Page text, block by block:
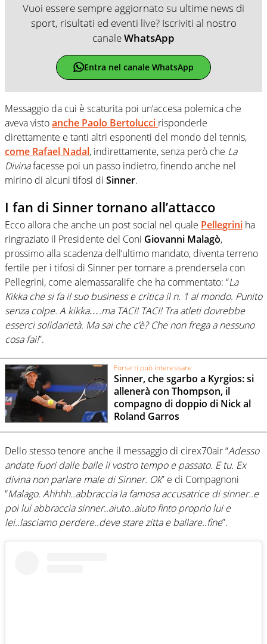
Vuoi essere sempre aggiornato su ultime news di
sport, risultati ed eventi live? Iscriviti al nostro
canaleWhatsApp
Entra nel canale WhatsApp
Messaggio da cui è scaturita poi un’accesa polemica che
aveva vistoanche Paolo Bertolucci risponderle
direttamente e tanti altri esponenti del mondo del tennis,
come Rafael Nadal, indirettamente, senza però che La
Divinafacesse poi un passo indietro, finendo anche nel
mirino di alcuni tifosi di Sinner.
I fan di Sinner tornano all’attacco
Ecco allora che anche un post social nel quale Pellegrini ha
ringraziato il Presidente del Coni Giovanni Malagò,
prossimo alla scadenza dell’ultimo mandato, diventa terreno
fertile per i tifosi di Sinner per tornare a prendersela con
Pellegrini, come alemassaralife che ha commentato: “La
Kikka che si fa il suo business e critica il n. 1 al mondo. Punito
senza colpe. A kikka….ma TACI! TACI! Tra atleti dovrebbe
esserci solidarietà. Ma sai che c’è? Che non frega a nessuno
cosa fai!”.
Forse ti può interessare
Sinner, che sgarbo a Kyrgios: si
allenerà con Thompson, il
compagno di doppio di Nick al
Roland Garros
Dello stesso tenore anche il messaggio di cirex70air “Adesso
andate fuori dalle balle il vostro tempo e passato. E tu. Ex
divina non parlare male di Sinner. Ok” e di Compagnoni
“Malago. Ahhhh..abbraccia la famosa accusatrice di sinner..e
poi lui abbraccia sinner..aiuto..aiuto finto proprio lui e
lei..lasciamo perdere..deve stare zitta e ballare..fine”.